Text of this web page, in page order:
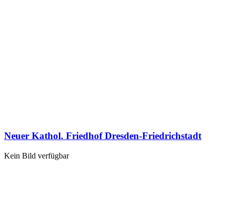
Neuer Kathol. Friedhof Dresden-Friedrichstadt
Kein Bild verfügbar